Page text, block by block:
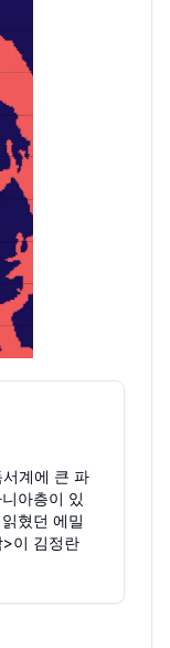
계에 큰 파
아층이 있
혔던 에밀
이 김정란